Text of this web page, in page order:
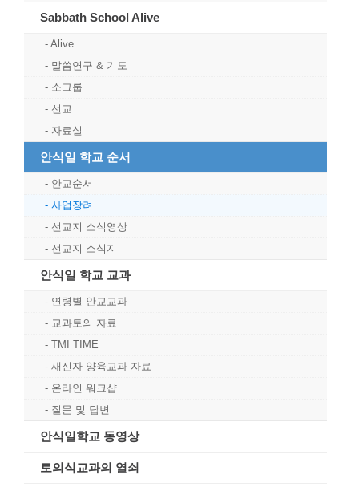
Sabbath School Alive
Alive
말씀연구 & 기도
소그룹
선교
자료실
안식일 학교 순서
안교순서
사업장려
선교지 소식영상
선교지 소식지
안식일 학교 교과
연령별 안교교과
교과토의 자료
TMI TIME
새신자 양육교과 자료
온라인 워크샵
질문 및 답변
안식일학교 동영상
토의식교과의 열쇠